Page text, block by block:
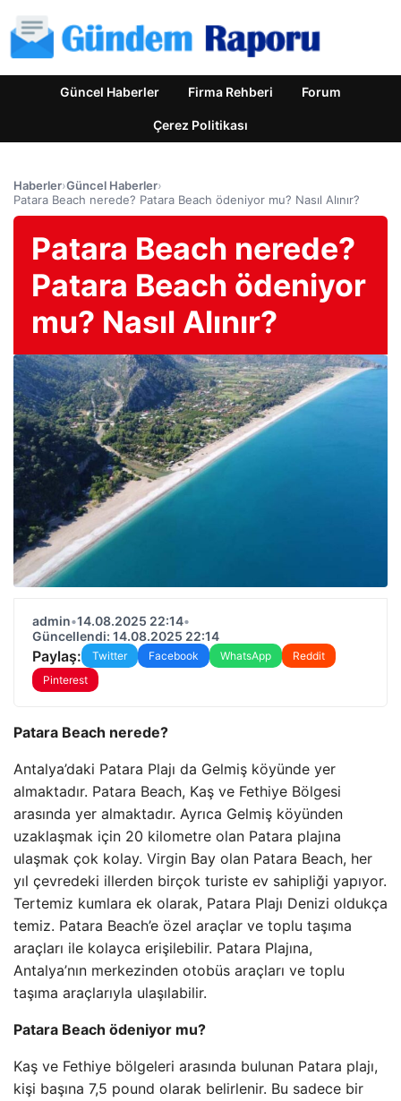
Güncel Haberler Firma Rehberi Forum
Çerez Politikası
Haberler›Güncel Haberler›
Patara Beach nerede? Patara Beach ödeniyor mu? Nasıl Alınır?
Patara Beach nerede?
Patara Beach ödeniyor
mu? Nasıl Alınır?
admin•14.08.2025 22:14•
Güncellendi: 14.08.2025 22:14
Paylaş: Twitter Facebook WhatsApp
Reddit
Pinterest
Patara Beach nerede?
Antalya’daki Patara Plajı da Gelmiş köyünde yer
almaktadır. Patara Beach, Kaş ve Fethiye Bölgesi
arasında yer almaktadır. Ayrıca Gelmiş köyünden
uzaklaşmak için 20 kilometre olan Patara plajına
ulaşmak çok kolay. Virgin Bay olan Patara Beach, her
yıl çevredeki illerden birçok turiste ev sahipliği yapıyor.
Tertemiz kumlara ek olarak, Patara Plajı Denizi oldukça
temiz. Patara Beach’e özel araçlar ve toplu taşıma
araçları ile kolayca erişilebilir. Patara Plajına,
Antalya’nın merkezinden otobüs araçları ve toplu
taşıma araçlarıyla ulaşılabilir.
Patara Beach ödeniyor mu?
Kaş ve Fethiye bölgeleri arasında bulunan Patara plajı,
kişi başına 7,5 pound olarak belirlenir. Bu sadece bir